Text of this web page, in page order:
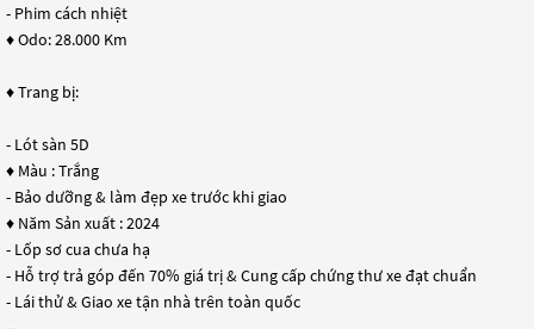
- Phim cách nhiệt
♦ Odo: 28.000 Km
♦ Trang bị:
- Lót sàn 5D
♦ Màu : Trắng
- Bảo dưỡng & làm đẹp xe trước khi giao
♦ Năm Sản xuất : 2024
- Lốp sơ cua chưa hạ
- Hỗ trợ trả góp đến 70% giá trị & Cung cấp chứng thư xe đạt chuẩn
- Lái thử & Giao xe tận nhà trên toàn quốc